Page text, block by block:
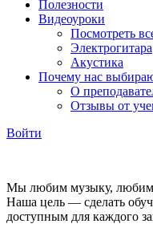
Полезности
Видеоуроки
Посмотреть
Электрогитара
Акустика
Почему нас
О
Отзывы от
Войти
Мы любим музыку, любим
Наша цель — сделать
доступным для каждого